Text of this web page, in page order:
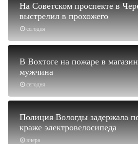
сегодня
На Советском проспекте в
выстрелил в прохожего
сегодня
В Вохтоге на пожаре в
мужчина
вчера
Полиция Вологды задержала
краже электровелосипеда